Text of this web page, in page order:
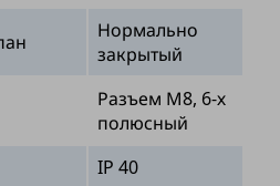
Нормально
закрытый
Разъем М8, 6-х
полюсный
IP 40